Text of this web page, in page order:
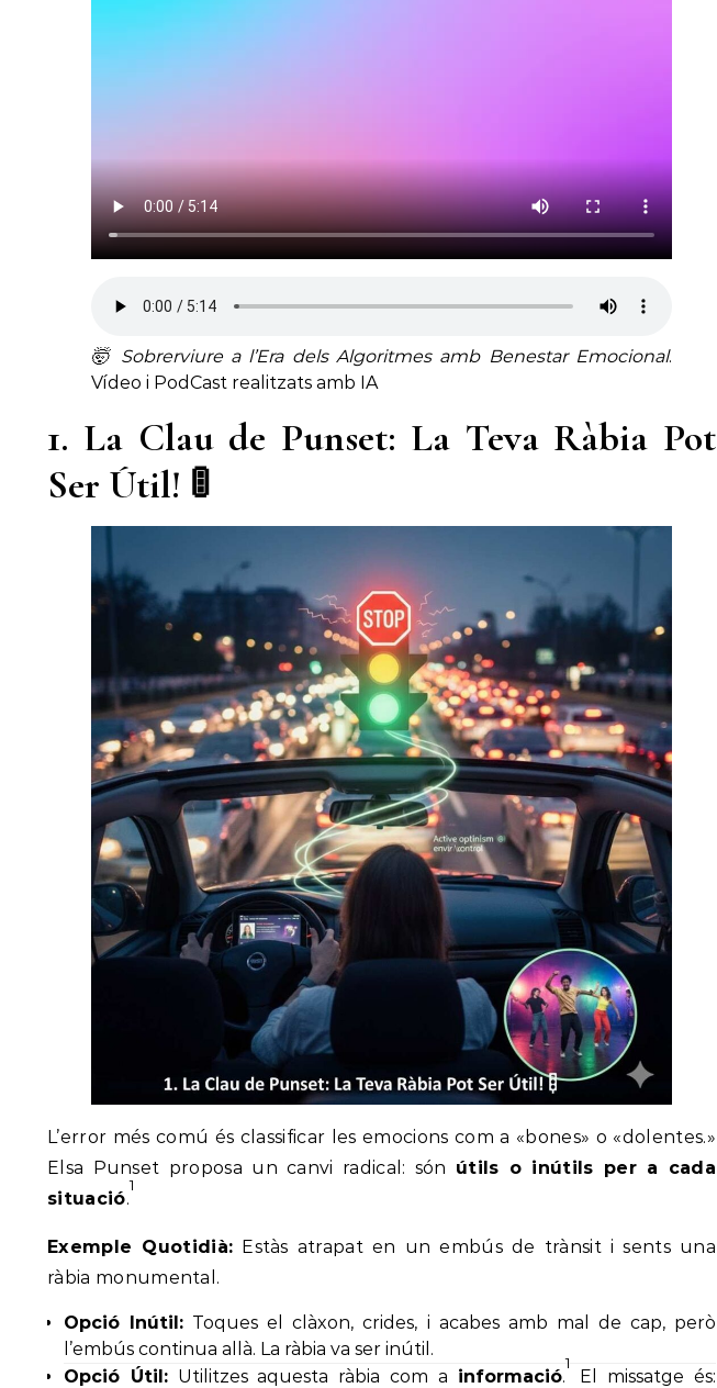
🤯 Sobrerviure a l’Era dels Algoritmes amb Benestar Emocional.
Vídeo i PodCast realitzats amb IA
1. La Clau de Punset: La Teva Ràbia Pot
Ser Útil! 🚦
L’error més comú és classificar les emocions com a «bones» o «dolentes.»
Elsa Punset proposa un canvi radical: són útils o inútils per a cada
situació.
1
Exemple Quotidià: Estàs atrapat en un embús de trànsit i sents una
ràbia monumental.
Opció Inútil: Toques el clàxon, crides, i acabes amb mal de cap, però
l’embús continua allà. La ràbia va ser inútil.
Opció Útil:Utilitzes aquesta ràbia com a informació.
1
El missatge és: